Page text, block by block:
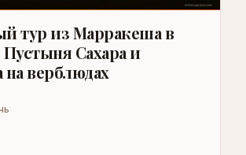
тур из Марракеша в
Сахара и
на верблюдах